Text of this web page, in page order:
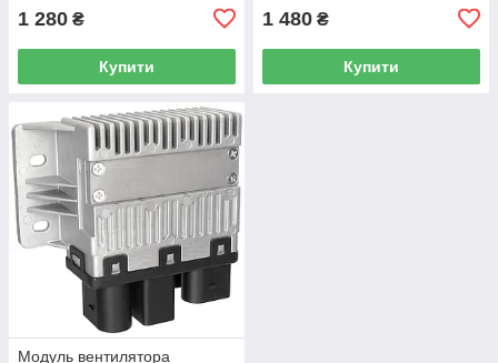
1 280 ₴
Купити
1 480 ₴
Купити
Модуль вентилятора